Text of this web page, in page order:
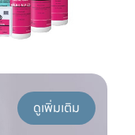
ดูเพิ่มเติม